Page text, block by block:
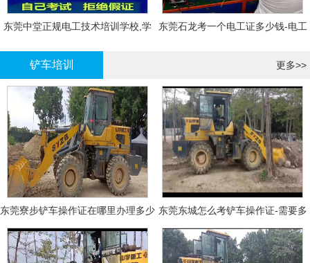
东莞中堂正规电工技术培训学校,学
东莞石龙考一个电工证多少钱-电工
铲车培训 更多>>
东莞寮步铲车操作证在哪里办理多少
钱
东莞东城怎么考铲车操作证-需要多
少钱?